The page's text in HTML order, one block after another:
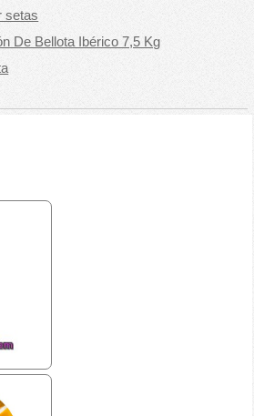
setas
De Bellota Ibérico 7,5 Kg